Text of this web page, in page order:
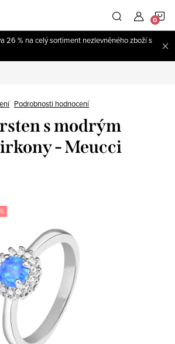
26 % na celý sortiment nezlevněného zboží s
Podrobnosti hodnocení
s modrým
- Meucci